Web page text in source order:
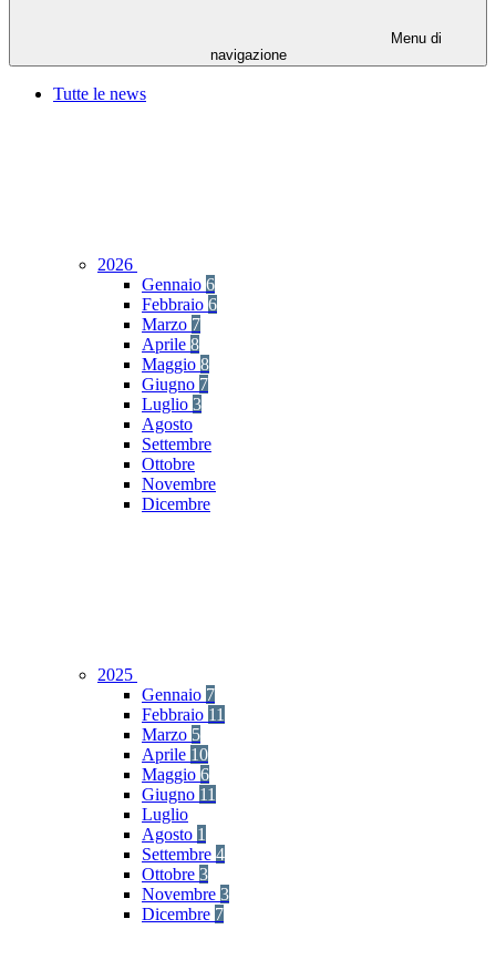
Menu di
navigazione
Tutte le news
2026
Gennaio 6
Febbraio 6
Marzo 7
Aprile 8
Maggio 8
Giugno 7
Luglio 3
Agosto
Settembre
Ottobre
Novembre
Dicembre
2025
Gennaio 7
Febbraio 11
Marzo 5
Aprile 10
Maggio 6
Giugno 11
Luglio
Agosto 1
Settembre 4
Ottobre 3
Novembre 3
Dicembre 7